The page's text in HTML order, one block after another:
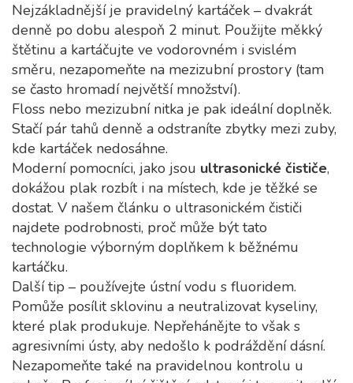
Nejzákladnější je pravidelný kartáček – dvakrát
denně po dobu alespoň 2 minut. Použijte měkký
štětinu a kartáčujte ve vodorovném i svislém
směru, nezapomeňte na mezizubní prostory (tam
se často hromadí největší množství).
Floss nebo mezizubní nitka je pak ideální doplněk.
Stačí pár tahů denně a odstraníte zbytky mezi zuby,
kde kartáček nedosáhne.
Moderní pomocníci, jako jsou ultrasonické čističe,
dokážou plak rozbít i na místech, kde je těžké se
dostat. V našem článku o ultrasonickém čističi
najdete podrobnosti, proč může být tato
technologie výborným doplňkem k běžnému
kartáčku.
Další tip – používejte ústní vodu s fluoridem.
Pomůže posílit sklovinu a neutralizovat kyseliny,
které plak produkuje. Nepřehánějte to však s
agresivními ústy, aby nedošlo k podráždění dásní.
Nezapomeňte také na pravidelnou kontrolu u